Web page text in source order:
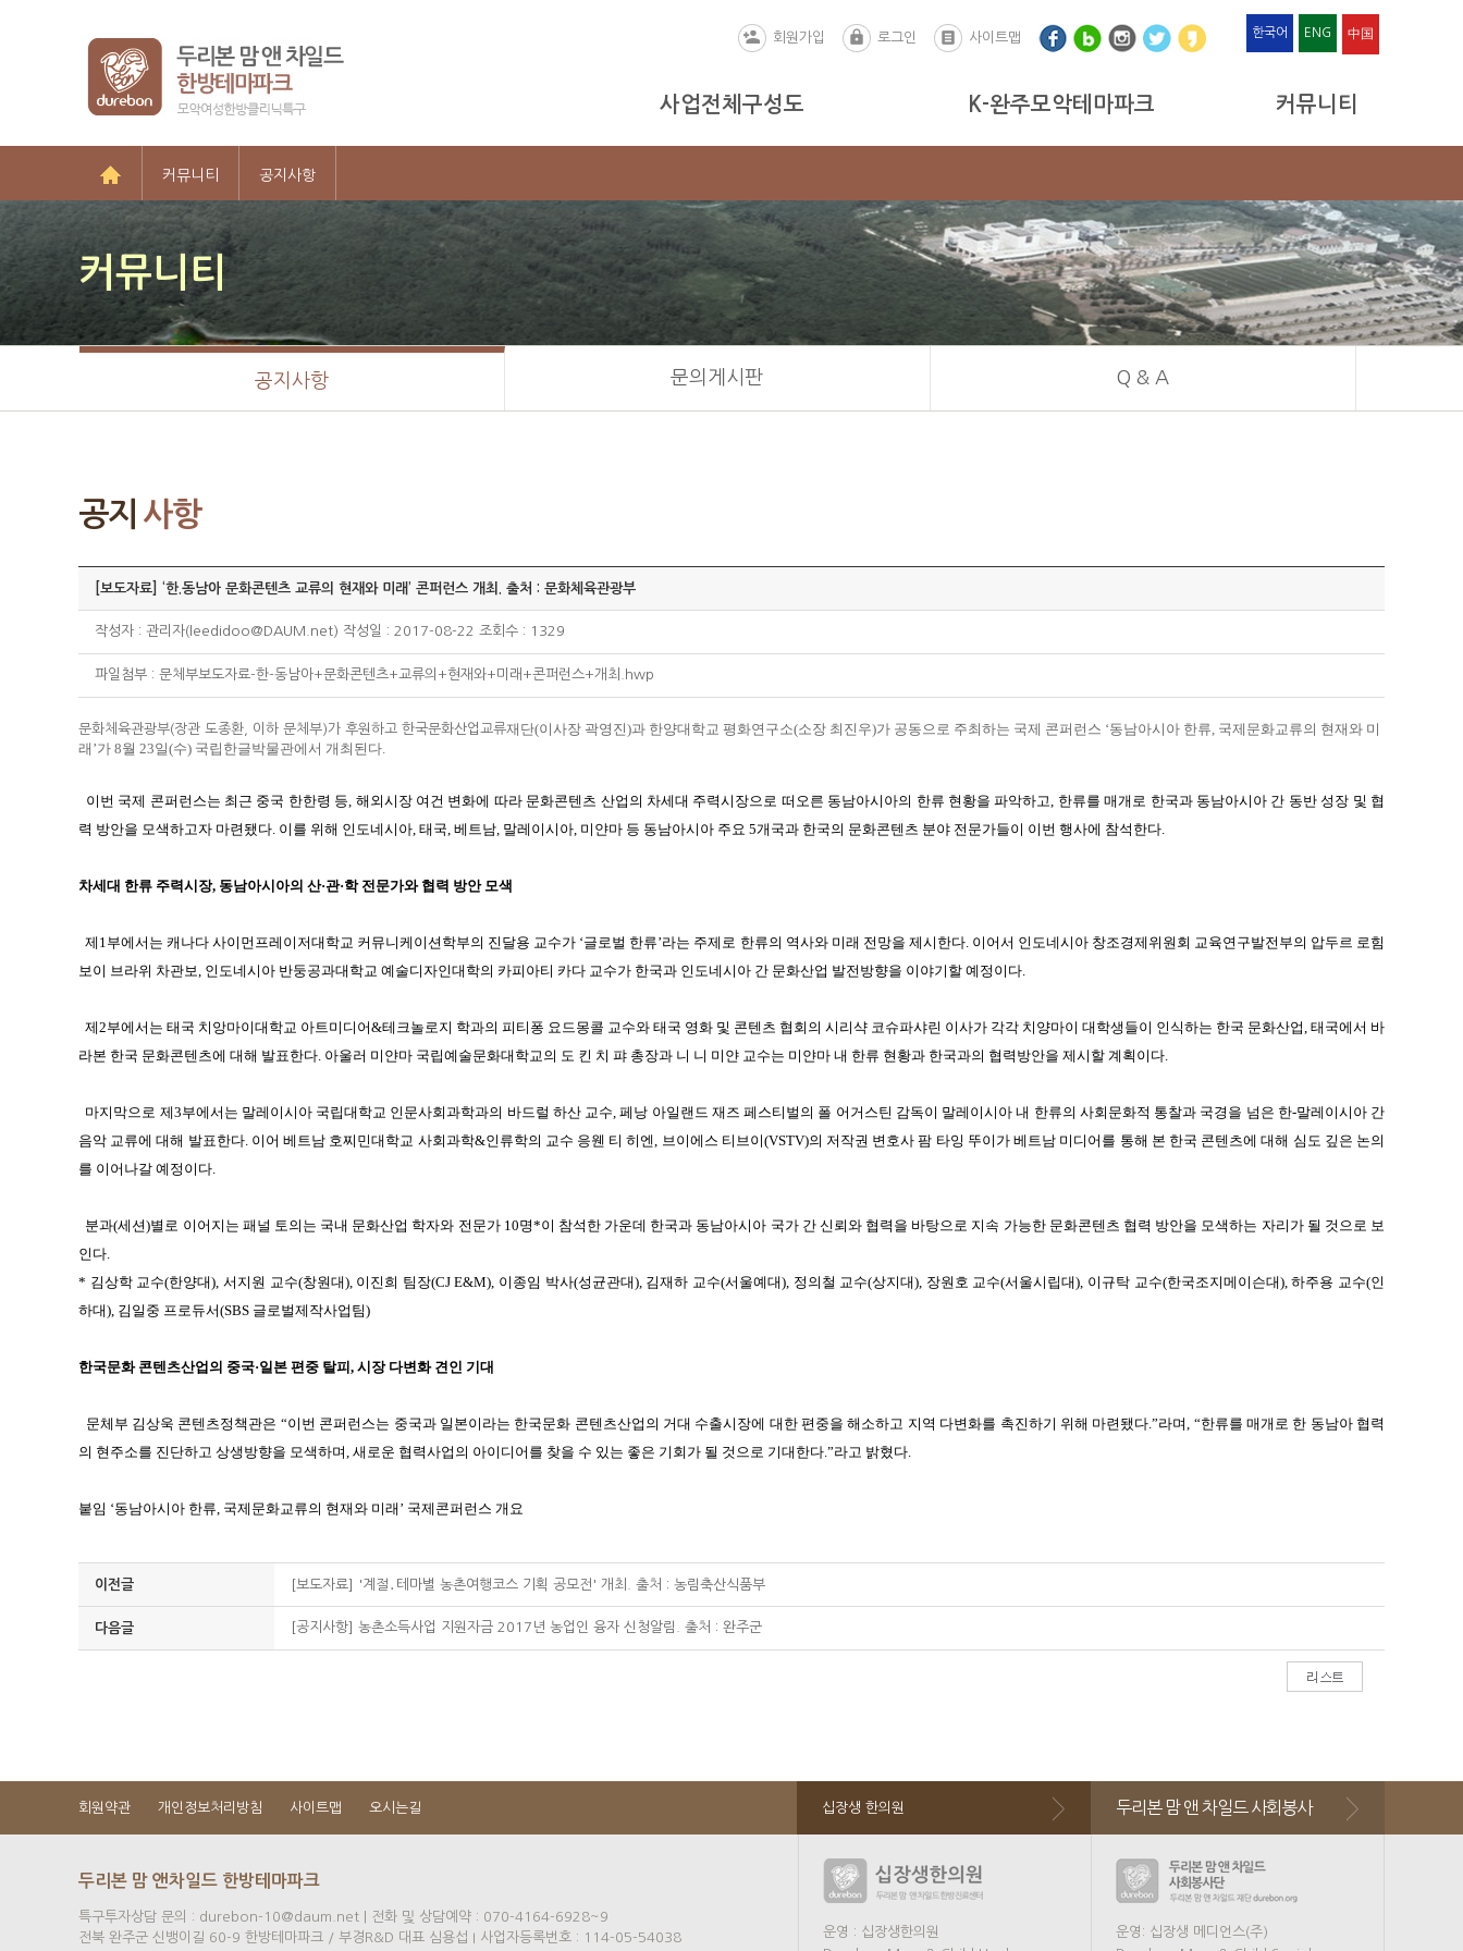
회원가입 로그인 사이트맵 한국어 ENG 中国
커뮤니티
K-완주모악테마파크
사업전체구성도
커뮤니티 공지사항
커뮤니티
공지사항 문의게시판 Q & A
공지 사항
[보도자료] ‘한.동남아 문화콘텐츠 교류의 현재와 미래’ 콘퍼런스 개최. 출처 : 문화체육관광부
작성자 : 관리자(leedidoo@DAUM.net) 작성일 : 2017-08-22 조회수 : 1329
파일첨부 : 문체부보도자료-한-동남아+문화콘텐츠+교류의+현재와+미래+콘퍼런스+개최.hwp
문화체육관광부(장관 도종환, 이하 문체부)가 후원하고 한국문화산업교류재단(이사장 곽영진)과 한양대학교 평화연구소(소장 최진우)가 공동으로 주최하는 국제 콘퍼런스 ‘동남아시아 한류, 국제문화교류의 현재와 미
래’가 8월 23일(수) 국립한글박물관에서 개최된다.
이번 국제 콘퍼런스는 최근 중국 한한령 등, 해외시장 여건 변화에 따라 문화콘텐츠 산업의 차세대 주력시장으로 떠오른 동남아시아의 한류 현황을 파악하고, 한류를 매개로 한국과 동남아시아 간 동반 성장 및 협
력 방안을 모색하고자 마련됐다. 이를 위해 인도네시아, 태국, 베트남, 말레이시아, 미얀마 등 동남아시아 주요 5개국과 한국의 문화콘텐츠 분야 전문가들이 이번 행사에 참석한다.
차세대 한류 주력시장, 동남아시아의 산·관·학 전문가와 협력 방안 모색
제1부에서는 캐나다 사이먼프레이저대학교 커뮤니케이션학부의 진달용 교수가 ‘글로벌 한류’라는 주제로 한류의 역사와 미래 전망을 제시한다. 이어서 인도네시아 창조경제위원회 교육연구발전부의 압두르 로힘
보이 브라위 차관보, 인도네시아 반둥공과대학교 예술디자인대학의 카피아티 카다 교수가 한국과 인도네시아 간 문화산업 발전방향을 이야기할 예정이다.
제2부에서는 태국 치앙마이대학교 아트미디어&테크놀로지 학과의 피티퐁 요드몽콜 교수와 태국 영화 및 콘텐츠 협회의 시리샥 코슈파샤린 이사가 각각 치양마이 대학생들이 인식하는 한국 문화산업, 태국에서 바
라본 한국 문화콘텐츠에 대해 발표한다. 아울러 미얀마 국립예술문화대학교의 도 킨 치 퍄 총장과 니 니 미얀 교수는 미얀마 내 한류 현황과 한국과의 협력방안을 제시할 계획이다.
마지막으로 제3부에서는 말레이시아 국립대학교 인문사회과학과의 바드럴 하산 교수, 페낭 아일랜드 재즈 페스티벌의 폴 어거스틴 감독이 말레이시아 내 한류의 사회문화적 통찰과 국경을 넘은 한-말레이시아 간
음악 교류에대해 발표한다. 이어 베트남 호찌민대학교 사회과학&인류학의 교수 응웬 티 히엔, 브이에스 티브이(VSTV)의 저작권 변호사 팜 타잉 뚜이가 베트남 미디어를 통해 본 한국 콘텐츠에 대해 심도 깊은 논의
를 이어나갈 예정이다.
분과(세션)별로 이어지는 패널 토의는 국내 문화산업 학자와 전문가 10명*이 참석한 가운데 한국과 동남아시아 국가 간 신뢰와 협력을 바탕으로 지속 가능한 문화콘텐츠 협력 방안을 모색하는 자리가 될 것으로 보
인다.
* 김상학 교수(한양대), 서지원 교수(창원대), 이진희 팀장(CJ E&M), 이종임 박사(성균관대), 김재하 교수(서울예대), 정의철 교수(상지대), 장원호 교수(서울시립대), 이규탁 교수(한국조지메이슨대), 하주용 교수(인
하대), 김일중 프로듀서(SBS 글로벌제작사업팀)
한국문화 콘텐츠산업의 중국·일본 편중 탈피, 시장 다변화 견인 기대
문체부 김상욱 콘텐츠정책관은 “이번 콘퍼런스는 중국과 일본이라는 한국문화 콘텐츠산업의 거대 수출시장에 대한 편중을 해소하고 지역 다변화를 촉진하기 위해 마련됐다.”라며, “한류를 매개로 한 동남아 협력
의 현주소를 진단하고 상생방향을 모색하며, 새로운 협력사업의 아이디어를 찾을 수 있는 좋은 기회가 될 것으로 기대한다.”라고 밝혔다.
붙임 ‘동남아시아 한류, 국제문화교류의 현재와 미래’ 국제콘퍼런스 개요
이전글 [보도자료] '계절․테마별 농촌여행코스 기획 공모전' 개최. 출처 : 농림축산식품부
다음글 [공지사항] 농촌소득사업 지원자금 2017년 농업인 융자 신청알림. 출처 : 완주군
회원약관 개인정보처리방침 사이트맵 오시는길 두리본 맘 앤 차일드 사회봉사
십장생 한의원
두리본 맘 앤차일드 한방테마파크
특구투자상담 문의 : durebon-10@daum.net | 전화 및 상담예약 : 070-4164-6928~9
전북 완주군 신뱅이길 60-9 한방테마파크 / 부경R&D 대표 심용섭 I 사업자등록번호 : 114-05-54038
운영: 십장생 메디언스(주)
운영 : 십장생한의원